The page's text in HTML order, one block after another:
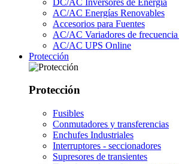
AC/AC Energías Renovables
Accesorios para Fuentes
AC/AC Variadores de
AC/AC UPS Online
Protección
Protección
Fusibles
Conmutadores y transferencias
Enchufes Industriales
Interruptores - seccionadores
Supresores de transientes